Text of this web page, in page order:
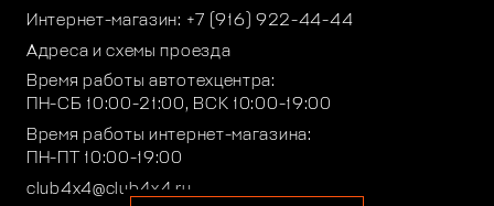
Интернет-магазин: +7 (916) 922-44-44
Адреса и схемы проезда
Время работы автотехцентра:
ПН-СБ 10:00-21:00, ВСК 10:00-19:00
Время работы интернет-магазина:
ПН-ПТ 10:00-19:00
club4x4@club4x4.ru